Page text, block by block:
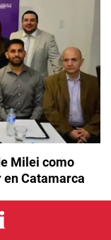
Milei como
Catamarca